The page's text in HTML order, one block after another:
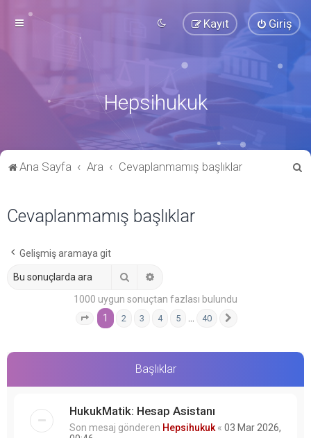
Giriş
Kayıt
Hepsihukuk
Ana Sayfa Ara Cevaplanmamış başlıklar
Cevaplanmamış başlıklar
Gelişmiş aramaya git
1000 uygun sonuçtan fazlası bulundu
. sayfa (Toplam40 sayfa)
1 2 3 4 5 40
Başlıklar
HukukMatik: Hesap Asistanı
Son mesaj gönderen Hepsihukuk « 03 Mar 2026,